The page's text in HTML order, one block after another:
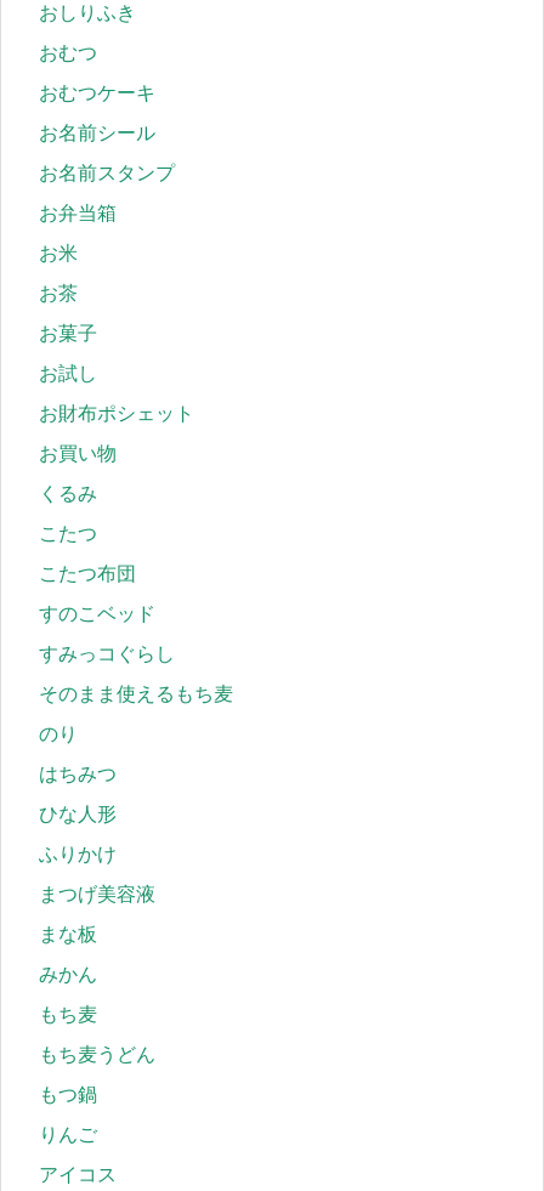
おしりふき
おむつ
おむつケーキ
お名前シール
お名前スタンプ
お弁当箱
お米
お茶
お菓子
お試し
お財布ポシェット
お買い物
くるみ
こたつ
こたつ布団
すのこベッド
すみっコぐらし
そのまま使えるもち麦
のり
はちみつ
ひな人形
ふりかけ
まつげ美容液
まな板
みかん
もち麦
もち麦うどん
もつ鍋
りんご
アイコス